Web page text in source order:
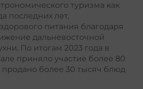
туризма как
последних лет,
питания благодаря
дальневосточной
По итогам 2023 года в
приняло участие более 80
продано более 30 тысяч блюд